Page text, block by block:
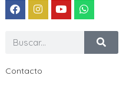
Contacto